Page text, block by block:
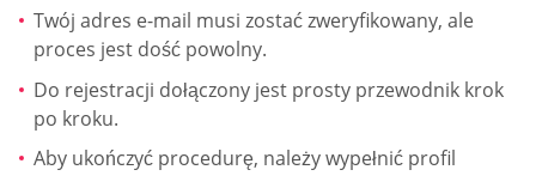
Twój adres e-mail musi zostać zweryfikowany, ale
proces jest dość powolny.
Do rejestracji dołączony jest prosty przewodnik krok
po kroku.
Aby ukończyć procedurę, należy wypełnić profil